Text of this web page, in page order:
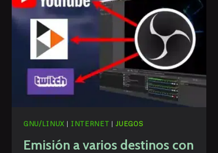
GNU/LINUX | INTERNET | JUEGOS
Emisión a varios destinos con